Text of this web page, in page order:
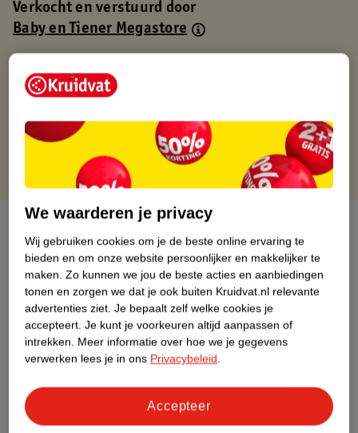
Verkocht en verstuurd door
Baby en Tiener Megastore
Gratis thuisbezorgd
Gratis retourneren via verkooppartner.
Gratis punten met je Kruidvat kaart
Over dit product
Productinformatie
Nature Impact Score
Dit product heeft (nog) geen Nature
Impact Score.
Meer informatie
We waarderen je privacy
Wij gebruiken cookies om je de beste online ervaring te
bieden en om onze website persoonlijker en makkelijker te
maken. Zo kunnen we jou de beste acties en aanbiedingen
tonen en zorgen we dat je ook buiten Kruidvat.nl relevante
advertenties ziet. Je bepaalt zelf welke cookies je
accepteert. Je kunt je voorkeuren altijd aanpassen of
intrekken. Meer informatie over hoe we je gegevens
verwerken lees je in ons Privacybeleid.
Accepteer